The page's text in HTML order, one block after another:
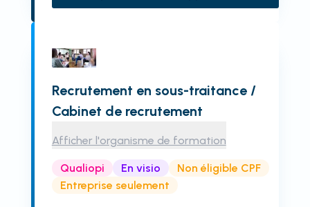
Recrutement en sous-traitance /
Cabinet de recrutement
Afficher l'organisme de formation
Qualiopi En visio
Non éligible CPF
Entreprise seulement